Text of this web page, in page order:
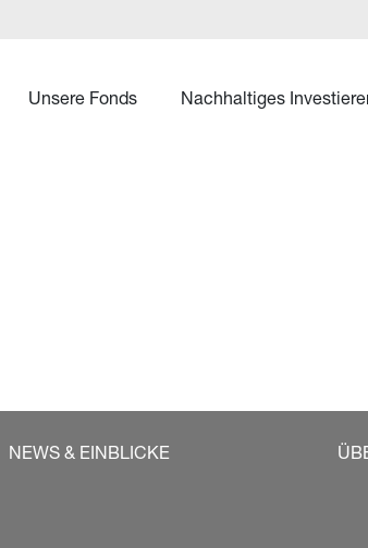
Unsere Fonds Nachhaltiges
NEWS & EINBLICKE